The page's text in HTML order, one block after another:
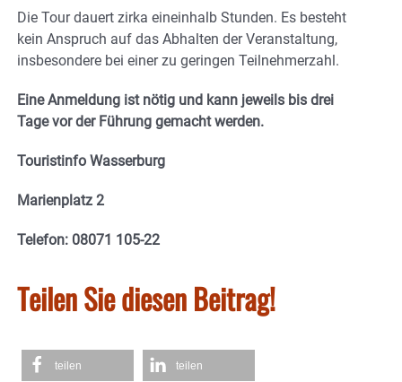
Die Tour dauert zirka eineinhalb Stunden. Es besteht
kein Anspruch auf das Abhalten der Veranstaltung,
insbesondere bei einer zu geringen Teilnehmerzahl.
Eine Anmeldung ist nötig und kann jeweils bis drei
Tage vor der Führung gemacht werden.
Touristinfo Wasserburg
Marienplatz 2
Telefon: 08071 105-22
Teilen Sie diesen Beitrag!
teilen teilen